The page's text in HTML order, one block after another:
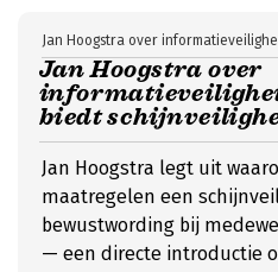
Jan Hoogstra over
biedt
Jan Hoogstra over
Jan Hoogstra legt uit
maatregelen een
bewustwording bij
— een directe introductie